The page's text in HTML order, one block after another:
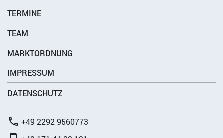
TERMINE
TEAM
MARKTORDNUNG
IMPRESSUM
DATENSCHUTZ
+49 2292 9560773